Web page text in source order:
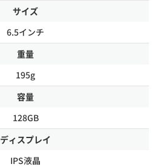
サイズ
6.5インチ
重量
195g
容量
128GB
ディスプレイ
IPS液晶